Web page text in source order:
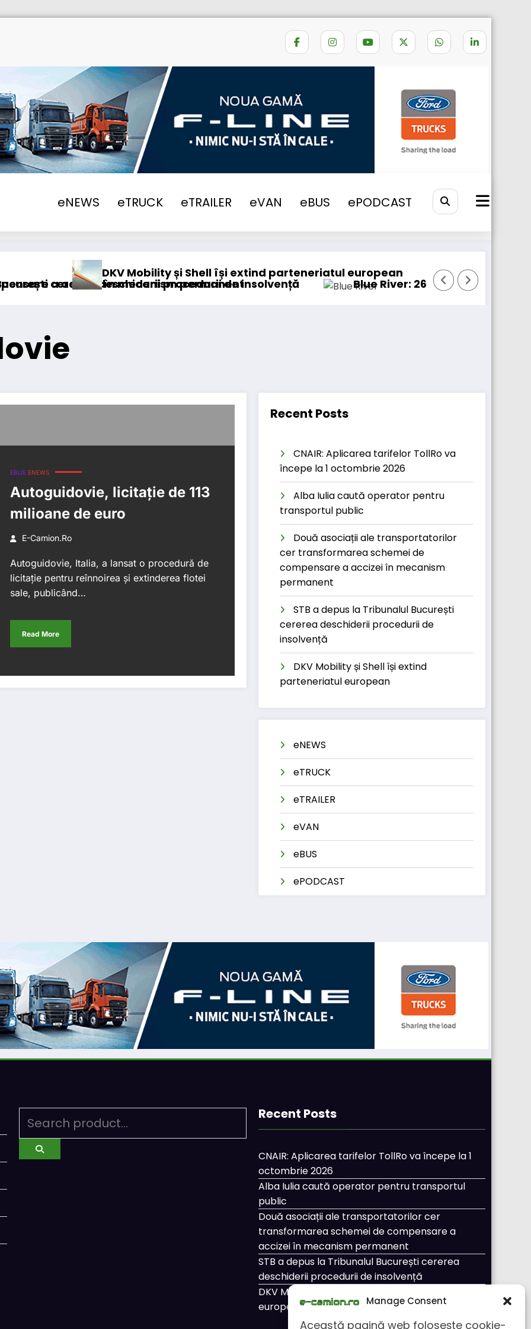
Manage Consent
Această pagină web folosește cookie-
eNEWS eTRUCK eTRAILER eVAN eBUS ePODCAST
Autoguidovie
în mecanism permanent
deschiderii procedurii de insolvență
DKV Mobility și Shell își extind parteneriatul european
Blue River: 26.123 km cu un camion 100%
EBUS ENEWS
Autoguidovie, licitație de 113
milioane de euro
E-Camion.ro
Autoguidovie, Italia, a lansat o procedură de
licitație pentru reînnoirea și extinderea flotei
sale, publicând…
Read More
Recent Posts
CNAIR: Aplicarea tarifelor TollRo va
începe la 1 octombrie 2026
Alba Iulia caută operator pentru
transportul public
Două asociații ale transportatorilor
cer transformarea schemei de
compensare a accizei în mecanism
permanent
STB a depus la Tribunalul București
cererea deschiderii procedurii de
insolvență
DKV Mobility și Shell își extind
parteneriatul european
eNEWS
eTRUCK
eTRAILER
eVAN
eBUS
ePODCAST
Recent Posts
CNAIR: Aplicarea tarifelor TollRo va începe la 1
octombrie 2026
Alba Iulia caută operator pentru transportul
public
Două asociații ale transportatorilor cer
transformarea schemei de compensare a
accizei în mecanism permanent
STB a depus la Tribunalul București cererea
deschiderii procedurii de insolvență
DKV Mobility și Shell își extind parteneriatul
european